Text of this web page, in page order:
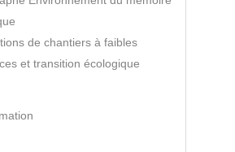
de chantiers à faibles
et transition écologique